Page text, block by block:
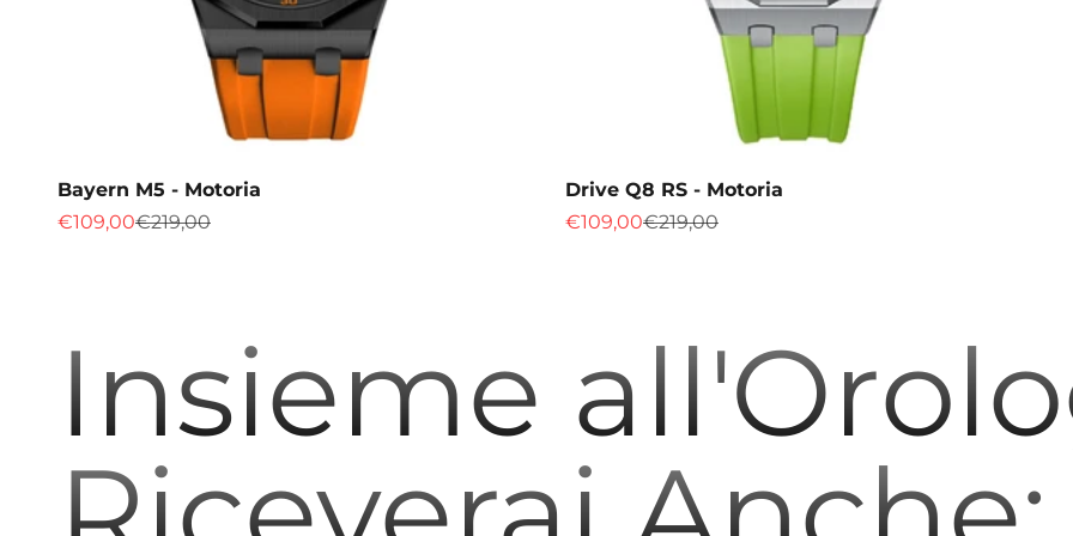
Bayern M5 - Motoria
Prix de vente
€109,00Prix normal
€219,00
Drive Q8 RS - Motoria
Prix de vente
€109,00Prix normal
€219,00
Insieme